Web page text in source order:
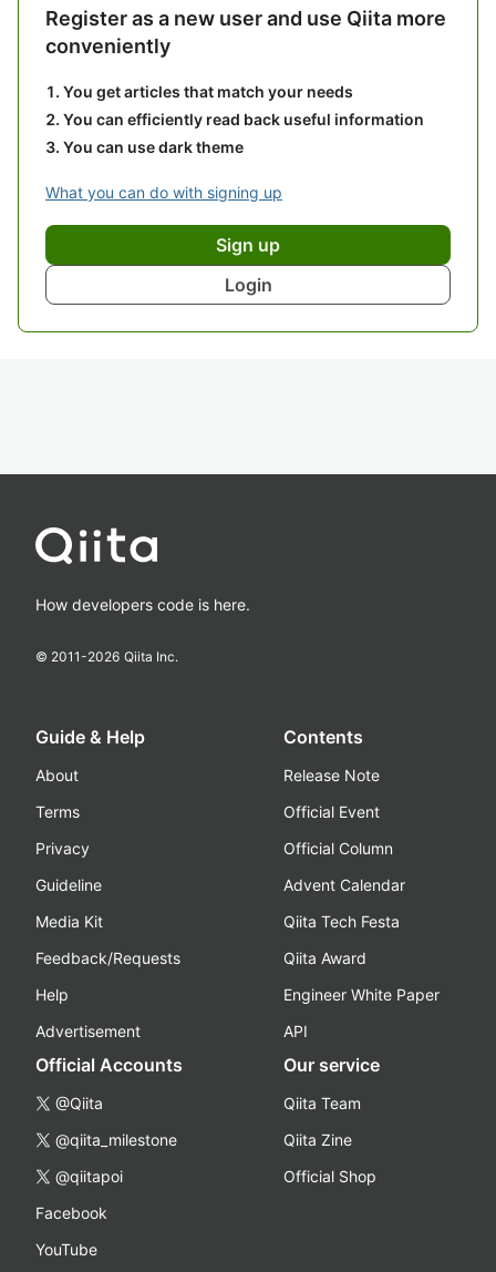
Register as a new user and use Qiita more
conveniently
You get articles that match your needs
You can efficiently read back useful information
You can use dark theme
What you can do with signing up
Sign up
Login
How developers code is here.
© 2011-2026 Qiita Inc.
Guide & Help
About
Terms
Privacy
Guideline
Media Kit
Feedback/Requests
Help
Advertisement
Contents
Release Note
Official Event
Official Column
Advent Calendar
Qiita Tech Festa
Qiita Award
Engineer White Paper
API
Official Accounts
@Qiita
@qiita_milestone
@qiitapoi
Facebook
YouTube
Our service
Qiita Team
Qiita Zine
Official Shop